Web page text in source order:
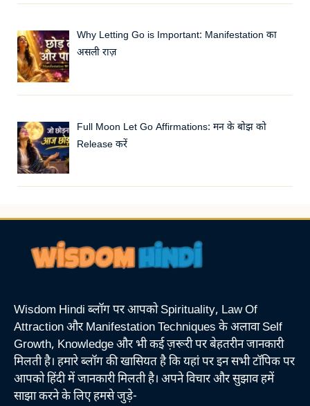
Why Letting Go is Important: Manifestation का
असली राज़
Full Moon Let Go Affirmations: मन के बोझ को
Release करें
Wisdom Hindi ब्लॉग पर आपको Spirituality, Law Of
Attraction और Manifestation Techniques के अलावा Self
Growth, Knowledge और भी कई ज़रूरी पर बेहतरीन जानकारी
मिलती है। हमारे ब्लॉग की खासियत है कि यहां पर इन सभी टॉपिक पर
आपको हिंदी में जानकारी मिलती है। अपने विचार और सुझाव हमें
साझा करने के लिए हमसे जुड़े-